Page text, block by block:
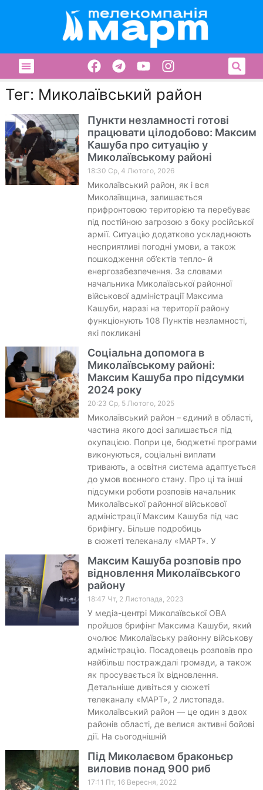
Тег: Миколаївський район
Пункти незламності готові
працювати цілодобово: Максим
Кашуба про ситуацію у
Миколаївському районі
18:30 Ср, 4 Лютого, 2026
Миколаївський район, як і вся
Миколаївщина, залишається
прифронтовою територією та перебуває
під постійною загрозою з боку російської
армії. Ситуацію додатково ускладнюють
несприятливі погодні умови, а також
пошкодження об’єктів тепло- й
енергозабезпечення. За словами
начальника Миколаївської районної
військової адміністрації Максима
Кашуби, наразі на території району
функціонують 108 Пунктів незламності,
які покликані
Соціальна допомога в
Миколаївському районі:
Максим Кашуба про підсумки
2024 року
20:23 Ср, 5 Лютого, 2025
Миколаївський район – єдиний в області,
частина якого досі залишається під
окупацією. Попри це, бюджетні програми
виконуються, соціальні виплати
тривають, а освітня система адаптується
до умов воєнного стану. Про ці та інші
підсумки роботи розповів начальник
Миколаївської районної військової
адміністрації Максим Кашуба під час
брифінгу. Більше подробиць
в сюжеті телеканалу «МАРТ». У
Максим Кашуба розповів про
відновлення Миколаївського
району
18:47 Чт, 2 Листопада, 2023
У медіа-центрі Миколаївської ОВА
пройшов брифінг Максима Кашуби, який
очолює Миколаївську районну військову
адміністрацію. Посадовець розповів про
найбільш постраждалі громади, а також
як просувається їх відновлення.
Детальніше дивіться у сюжеті
телеканалу «МАРТ», 2 листопада.
Миколаївський район — це один з двох
районів області, де велися активні бойові
дії. На сьогоднішній
Під Миколаєвом браконьєр
виловив понад 900 риб
17:11 Пт, 16 Вересня, 2022